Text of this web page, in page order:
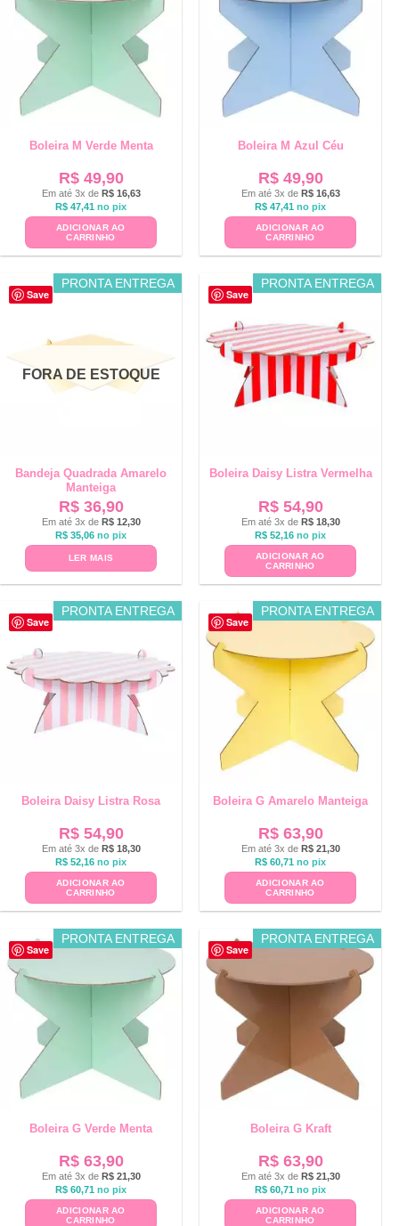
Boleira M Verde Menta
R$49,90
Em até 3x de R$16,63
R$ 47,41 no pix
ADICIONAR AO
CARRINHO
Boleira M Azul Céu
R$49,90
Em até 3x de R$16,63
R$ 47,41 no pix
ADICIONAR AO
CARRINHO
Save
PRONTA ENTREGA
FORA DE ESTOQUE
Bandeja Quadrada Amarelo
Manteiga
R$36,90
Em até 3x de R$12,30
R$ 35,06 no pix
LER MAIS
Save
PRONTA ENTREGA
Boleira Daisy Listra Vermelha
R$54,90
Em até 3x de R$18,30
R$ 52,16 no pix
ADICIONAR AO
CARRINHO
Save
PRONTA ENTREGA
Boleira Daisy Listra Rosa
R$54,90
Em até 3x de R$18,30
R$ 52,16 no pix
ADICIONAR AO
CARRINHO
Save
PRONTA ENTREGA
Boleira G Amarelo Manteiga
R$63,90
Em até 3x de R$21,30
R$ 60,71 no pix
ADICIONAR AO
CARRINHO
Save
PRONTA ENTREGA
Boleira G Verde Menta
R$63,90
Em até 3x de R$21,30
R$ 60,71 no pix
ADICIONAR AO
CARRINHO
Save
PRONTA ENTREGA
Boleira G Kraft
R$63,90
Em até 3x de R$21,30
R$ 60,71 no pix
ADICIONAR AO
CARRINHO